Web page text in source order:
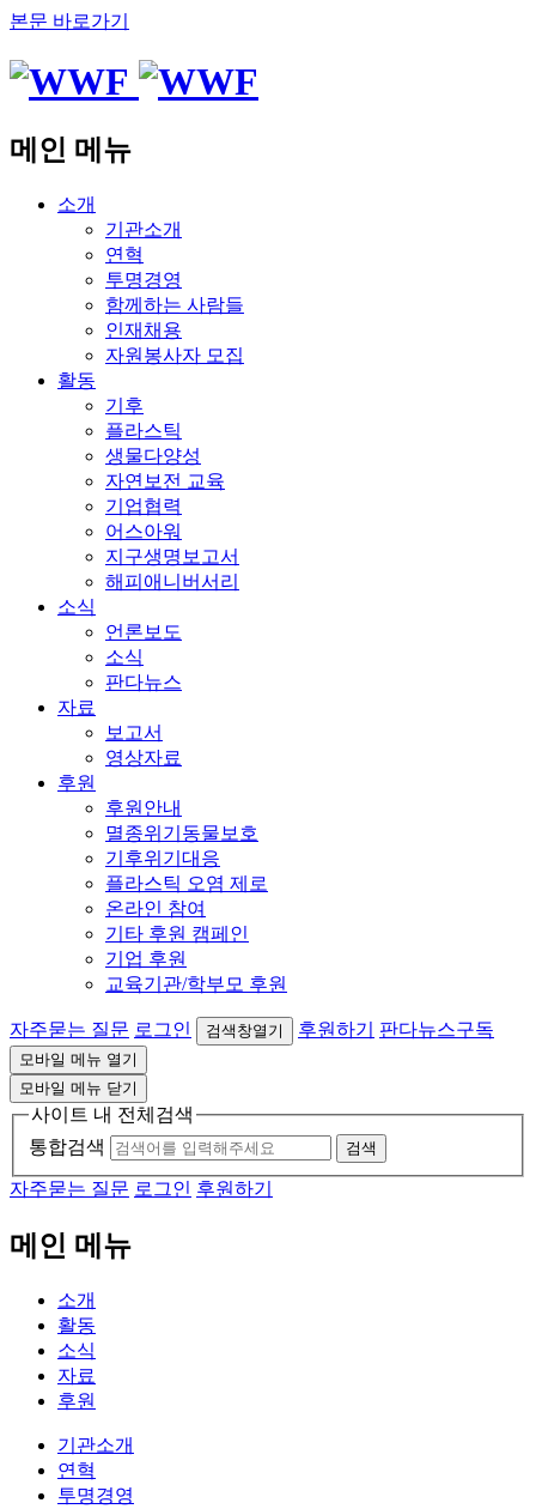
본문 바로가기
메인 메뉴
소개
기관소개
연혁
투명경영
함께하는 사람들
인재채용
자원봉사자 모집
활동
기후
플라스틱
생물다양성
자연보전 교육
기업협력
어스아워
지구생명보고서
해피애니버서리
소식
언론보도
소식
판다뉴스
자료
보고서
영상자료
후원
후원안내
멸종위기동물보호
기후위기대응
플라스틱 오염 제로
온라인 참여
기타 후원 캠페인
기업 후원
교육기관/학부모 후원
자주묻는 질문 로그인 검색창열기 후원하기 판다뉴스구독
모바일 메뉴 열기
모바일 메뉴 닫기
사이트 내 전체검색
통합검색
검색
자주묻는 질문 로그인 후원하기
메인 메뉴
소개
활동
소식
자료
후원
기관소개
연혁
투명경영